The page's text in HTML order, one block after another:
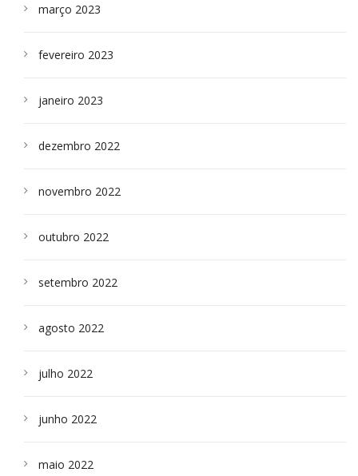
março 2023
fevereiro 2023
janeiro 2023
dezembro 2022
novembro 2022
outubro 2022
setembro 2022
agosto 2022
julho 2022
junho 2022
maio 2022